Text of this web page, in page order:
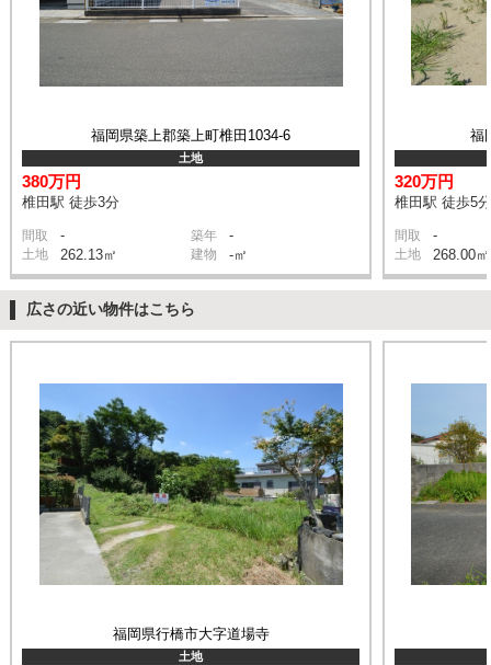
福岡県築上郡築上町椎田1034-6
土地
380万円
椎田駅 徒歩3分
間取 - 築年 -
土地 262.13㎡ 建物 -㎡
福
320万円
椎田駅 徒歩5分
間取 -
土地 268.00㎡
広さの近い物件はこちら
福岡県行橋市大字道場寺
土地